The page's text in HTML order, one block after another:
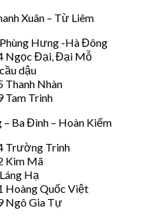
Xuân – Từ Liêm
Hưng -Hà Đông
Ngọc Đại, Đại Mỗ
dậu
Thanh Nhàn
Tam Trinh
Ba Đình – Hoàn Kiếm
Trường Trinh
Kim Mã
Hạ
Hoàng Quốc Việt
Ngô Gia Tự